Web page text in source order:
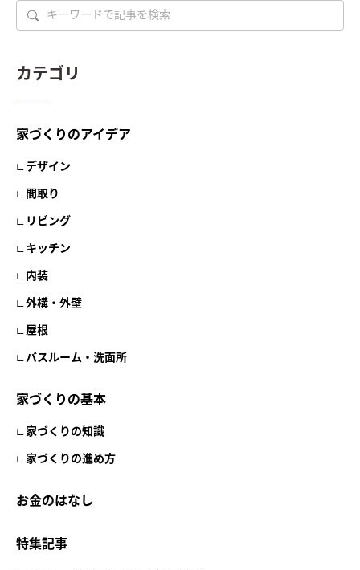
カテゴリ
家づくりのアイデア
デザイン
間取り
リビング
キッチン
内装
外構・外壁
屋根
バスルーム・洗面所
家づくりの基本
家づくりの知識
家づくりの進め方
お金のはなし
特集記事